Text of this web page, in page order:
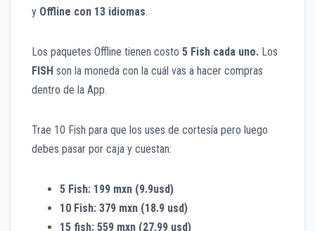
y Offline con 13 idiomas.
Los paquetes Offline tienen costo 5 Fish cada uno. Los
FISH son la moneda con la cuál vas a hacer compras
dentro de la App.
Trae 10 Fish para que los uses de cortesía pero luego
debes pasar por caja y cuestan:
5 Fish: 199 mxn (9.9usd)
10 Fish: 379 mxn (18.9 usd)
15 fish: 559 mxn (27,99 usd)